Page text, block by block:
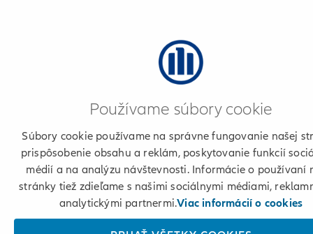
Používame súbory cookie
Súbory cookie používame na správne fungovanie našej
prispôsobenie obsahu a reklám, poskytovanie funkcií
médií a na analýzu návštevnosti. Informácie o používaní
stránky tiež zdieľame s našimi sociálnymi médiami,
analytickými partnermi.Viac informácií o cookies